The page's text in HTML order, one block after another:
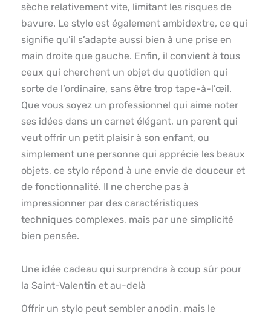
sèche relativement vite, limitant les risques de
bavure. Le stylo est également ambidextre, ce qui
signifie qu’il s’adapte aussi bien à une prise en
main droite que gauche. Enfin, il convient à tous
ceux qui cherchent un objet du quotidien qui
sorte de l’ordinaire, sans être trop tape-à-l’œil.
Que vous soyez un professionnel qui aime noter
ses idées dans un carnet élégant, un parent qui
veut offrir un petit plaisir à son enfant, ou
simplement une personne qui apprécie les beaux
objets, ce stylo répond à une envie de douceur et
de fonctionnalité. Il ne cherche pas à
impressionner par des caractéristiques
techniques complexes, mais par une simplicité
bien pensée.
Une idée cadeau qui surprendra à coup sûr pour
la Saint-Valentin et au-delà
Offrir un stylo peut sembler anodin, mais le